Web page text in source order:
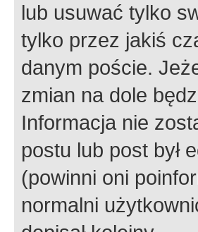
lub usuwać tylko
tylko przez jakiś
danym poście.
zmian na dole
Informacja nie
postu lub post był
(powinni oni
normalni